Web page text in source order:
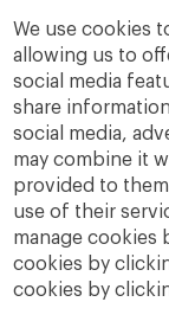
We use cookies
allowing us to
social media
share
social media,
may combine it
provided to
use of their
manage cookies
cookies by
cookies by
Enlaces
Cátedra de